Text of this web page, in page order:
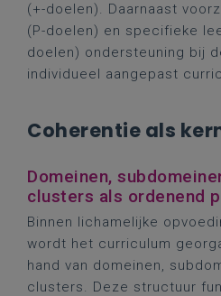
(+-doelen). Daarnaast
(P-doelen) en specifieke
doelen) ondersteuning bij
individueel aangepast
Coherentie als
Domeinen,
clusters als ordenend
Binnen lichamelijke
wordt het curriculum
hand van domeinen,
clusters. Deze structuur